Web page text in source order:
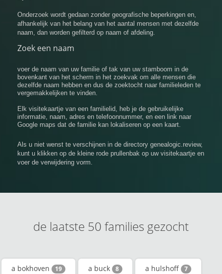
Onderzoek wordt gedaan zonder geografische beperkingen en,
afhankelijk van het belang van het aantal mensen met dezelfde
naam, dan worden gefilterd op naam of afdeling.
Zoek een naam
voer de naam van uw familie of tak van uw stamboom in de
bovenkant van het scherm in het zoekvak om alle mensen die
dezelfde naam hebben en dus de zoektocht naar familieleden te
vergemakkelijken te vinden.
Elk visitekaartje van een familielid, heb je de gebruikelijke
informatie, naam, adres en telefoonnummer, en een link naar
Google maps dat de familie kan lokaliseren op een kaart.
Als u niet wenst te verschijnen in de directory genealogic.review,
kunt u klikken op de kleine rode prullenbak op uw visitekaartje en
voer de verwijdering vorm.
de laatste 50 families gezocht
a bokhoven 19 a buck 8 a hulshoff 7